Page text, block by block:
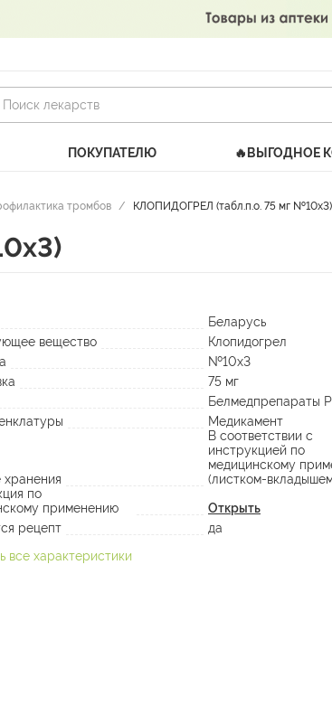
ПОКУПАТЕЛЮ 🔥ВЫГОДНОЕ
тромбов / КЛОПИДОГРЕЛ (табл.п.о. 75 мг №10х3)
Беларусь
вещество
Клопидогрел
№10х3
75 мг
Белмедпрепараты
Медикамент
хранения
В соответствии с
инструкцией по
медицинскому
(листком-
по
применению
Открыть
рецепт
да
все характеристики